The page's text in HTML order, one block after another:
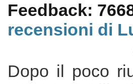
Feedback:
recensioni di
Dopo il poco